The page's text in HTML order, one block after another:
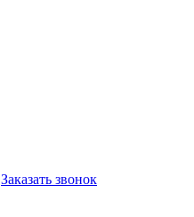
Заказать звонок